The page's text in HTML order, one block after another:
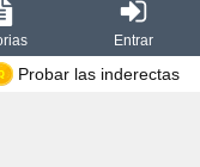
Entrar
Probar las inderectas